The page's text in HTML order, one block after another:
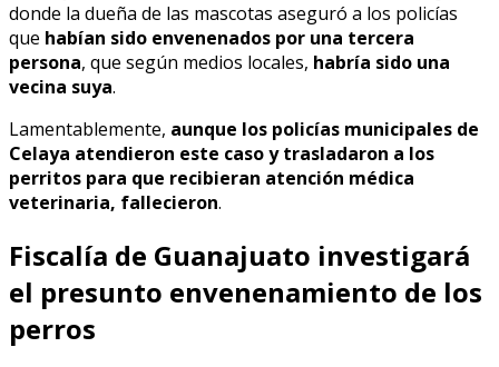
donde la dueña de las mascotas aseguró a los policías
que habían sido envenenados por una tercera
persona, que según medios locales, habría sido una
vecina suya.
Lamentablemente, aunque los policías municipales de
Celaya atendieron este caso y trasladaron a los
perritos para que recibieran atención médica
veterinaria, fallecieron.
Fiscalía de Guanajuato investigará
el presunto envenenamiento de los
perros